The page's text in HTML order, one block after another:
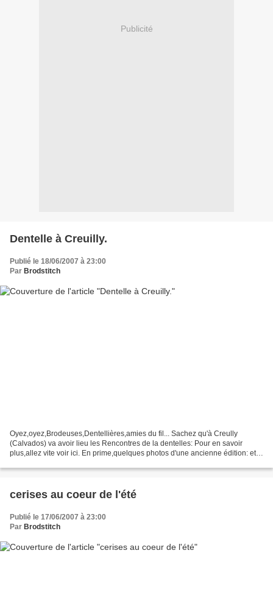
Publicité
Dentelle à Creuilly.
Publié le 18/06/2007 à 23:00
Par Brodstitch
Oyez,oyez,Brodeuses,Dentellières,amies du fil... Sachez qu'à Creully
(Calvados) va avoir lieu les Rencontres de la dentelles: Pour en savoir
plus,allez vite voir ici. En prime,quelques photos d'une ancienne édition: et
cerises au coeur de l'été
Publié le 17/06/2007 à 23:00
Par Brodstitch